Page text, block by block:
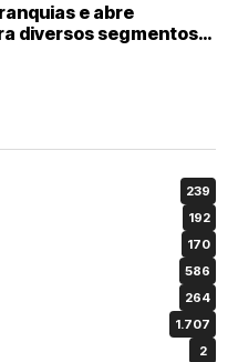
e abre
diversos segmentos
239
192
170
586
264
1.707
2